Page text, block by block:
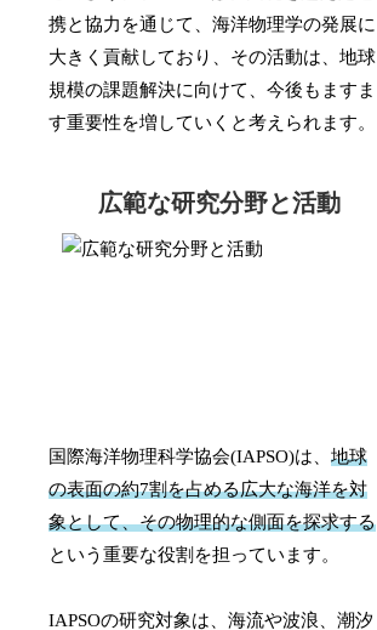
携と協力を通じて、海洋物理学の発展に
大きく貢献しており、その活動は、地球
規模の課題解決に向けて、今後もますま
す重要性を増していくと考えられます。
広範な研究分野と活動
国際海洋物理科学協会(IAPSO)は、地球
の表面の約7割を占める広大な海洋を対
象として、その物理的な側面を探求する
という重要な役割を担っています。
IAPSOの研究対象は、海流や波浪、潮汐